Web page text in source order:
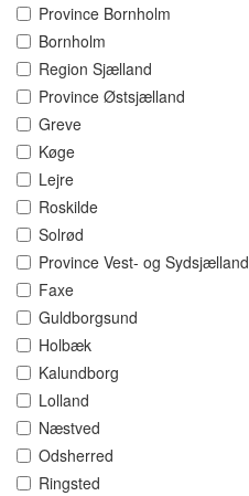
Province Bornholm
Bornholm
Region Sjælland
Province Østsjælland
Greve
Køge
Lejre
Roskilde
Solrød
Province Vest- og Sydsjælland
Faxe
Guldborgsund
Holbæk
Kalundborg
Lolland
Næstved
Odsherred
Ringsted